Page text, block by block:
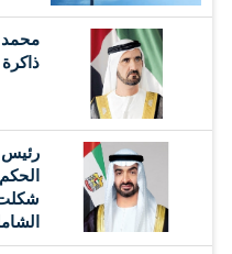
محمد
رئيس
شكلت